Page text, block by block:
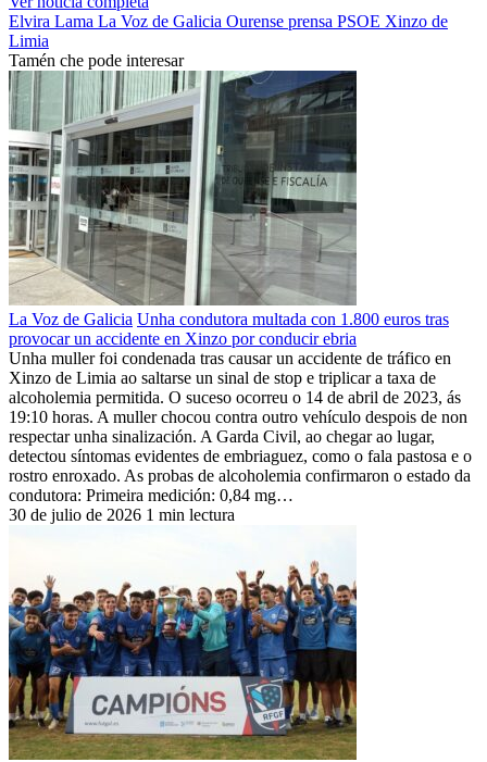
Elvira Lama La Voz de Galicia Ourense prensa PSOE Xinzo de
Limia
Tamén che pode interesar
La Voz de Galicia Unha condutora multada con 1.800 euros tras
provocar un accidente en Xinzo por conducir ebria
Unha muller foi condenada tras causar un accidente de tráfico en
Xinzo de Limia ao saltarse un sinal de stop e triplicar a taxa de
alcoholemia permitida. O suceso ocorreu o 14 de abril de 2023, ás
19:10 horas. A muller chocou contra outro vehículo despois de non
respectar unha sinalización. A Garda Civil, ao chegar ao lugar,
detectou síntomas evidentes de embriaguez, como o fala pastosa e o
rostro enroxado. As probas de alcoholemia confirmaron o estado da
condutora: Primeira medición: 0,84 mg…
30 de julio de 2026 1 min lectura